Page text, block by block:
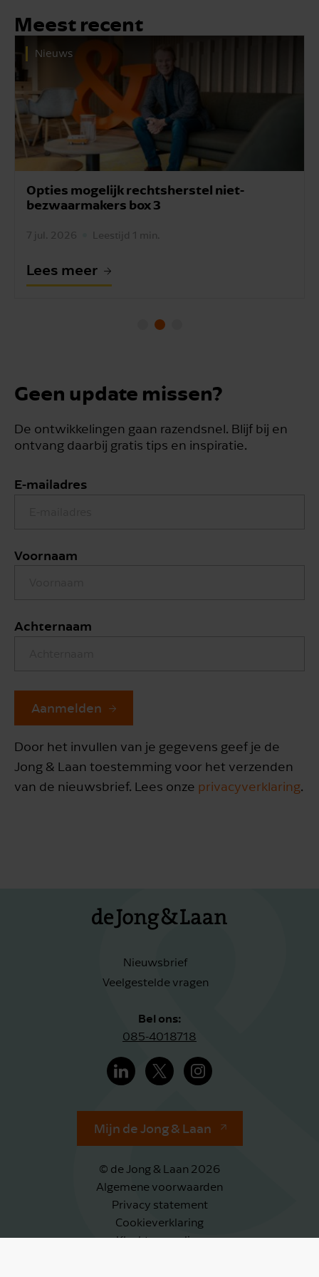
Meest recent
Nieuws
Opties mogelijk rechtsherstel niet-
bezwaarmakers box 3
7 jul. 2026 Leestijd 1 min.
Lees meer
Geen update missen?
De ontwikkelingen gaan razendsnel. Blijf bij en
ontvang daarbij gratis tips en inspiratie.
E-mailadres
Voornaam
Achternaam
Aanmelden
Door het invullen van je gegevens geef je de
Jong & Laan toestemming voor het verzenden
van de nieuwsbrief. Lees onze privacyverklaring.
Nieuwsbrief
Veelgestelde vragen
Bel ons:
085-4018718
Mijn de Jong & Laan
© de Jong & Laan 2026
Algemene voorwaarden
Privacy statement
Cookieverklaring
Klachtenregeling